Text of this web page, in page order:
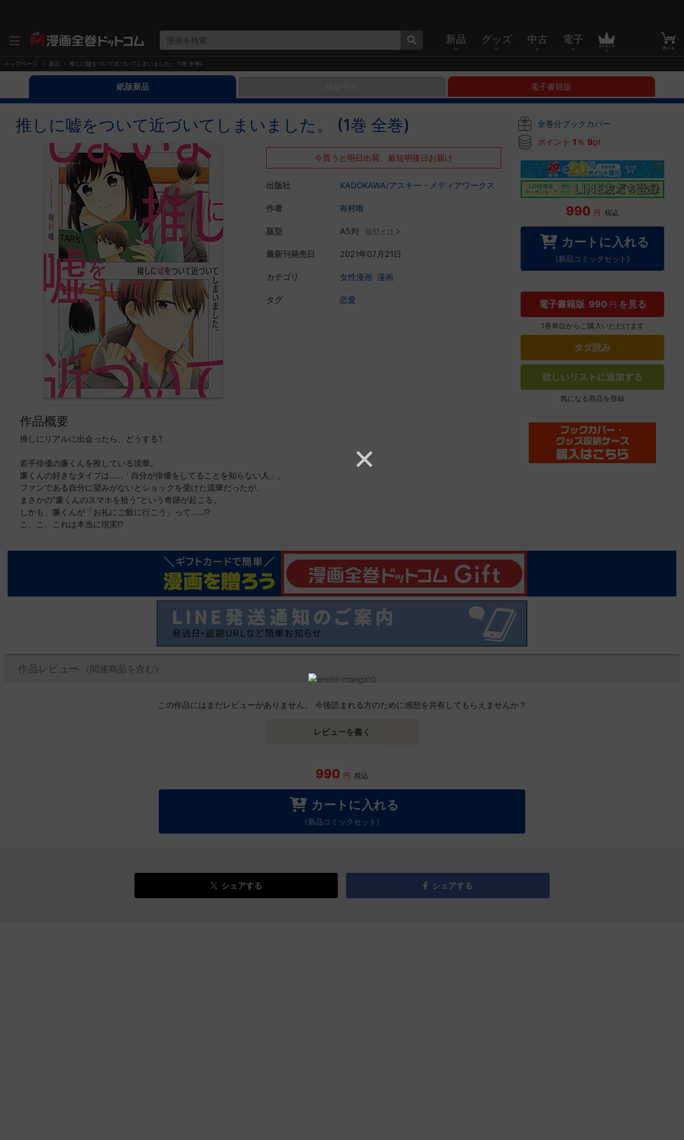
漫画を検索 新品 グッズ 中古 電子
トップページ 新品 推しに嘘をついて近づいてしまいました。 (1巻 全巻)
紙版新品 電子書籍版
推しに嘘をついて近づいてしまいました。 (1巻 全巻)
今買うと明日出荷、最短明後日お届け
出版社 KADOKAWA/アスキー・メディアワークス
作者 有村唯
版型 A5判 版型とは
最新刊発売日 2021年07月21日
カテゴリ 女性漫画 漫画
タグ 恋愛
作品概要
推しにリアルに出会ったら、どうする?
若手俳優の廉くんを推している流華。
廉くんの好きなタイプは……「自分が俳優をしてることを知らない人」。
ファンである自分に望みがないとショックを受けた流華だったが、
まさかの“廉くんのスマホを拾う”という奇跡が起こる。
しかも、廉くんが「お礼にご飯に行こう」って……!?
こ、こ、これは本当に現実!?
全巻分ブックカバー
ポイント 1 ％ 9pt
990 円 税込
カートに入れる
(新品コミックセット)
電子書籍版 990 円 を見る
1巻単位からご購入いただけます
タダ読み
欲しいリストに追加する
気になる商品を登録
作品レビュー （関連商品を含む）
この作品にはまだレビューがありません。 今後読まれる方のために感想を共有してもらえませんか？
レビューを書く
990 円 税込
カートに入れる
(新品コミックセット)
シェアする シェアする